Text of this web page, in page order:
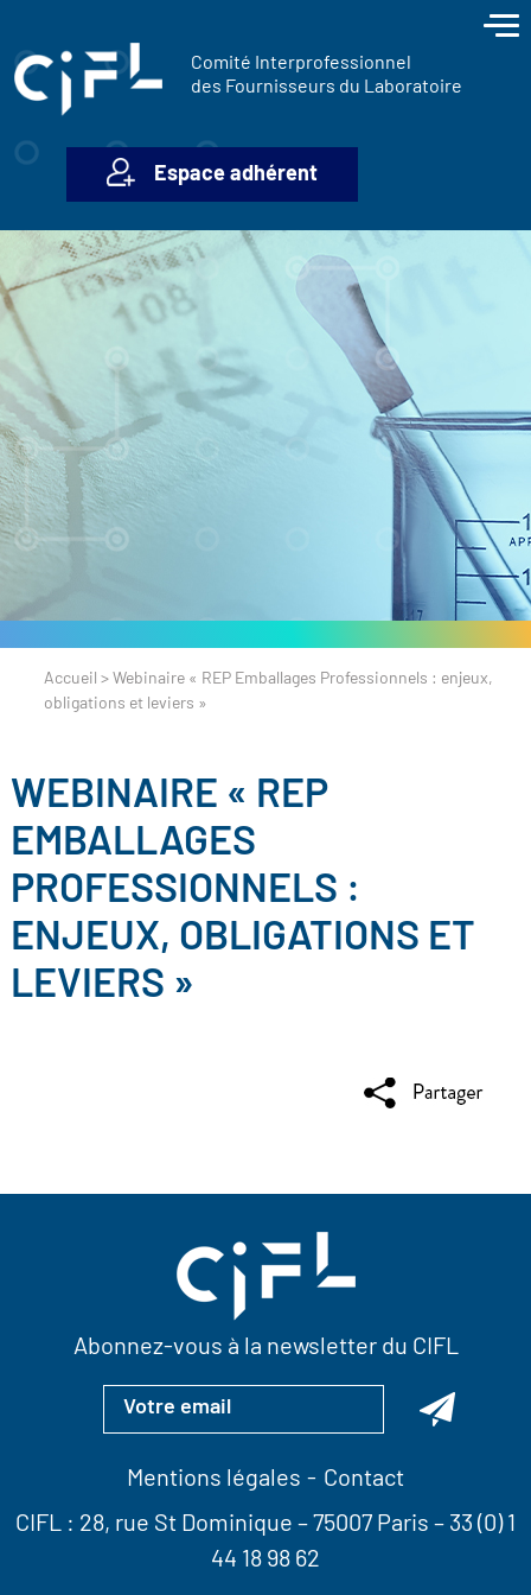
Comité Interprofessionnel
des Fournisseurs du Laboratoire
Espace adhérent
Accueil > Webinaire « REP Emballages Professionnels : enjeux,
obligations et leviers »
WEBINAIRE « REP
EMBALLAGES
PROFESSIONNELS :
ENJEUX, OBLIGATIONS ET
LEVIERS »
Abonnez-vous à la newsletter du CIFL
Mentions légales
Contact
CIFL : 28, rue St Dominique – 75007 Paris – 33 (0) 1
44 18 98 62